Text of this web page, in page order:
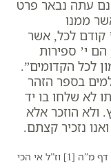
עתה נבאר פרט
ממנו
קודם לכל, אשר
י’ ספירות
לכל הקדומים”.
בספר הזהר
לא שלחו בו יד
ולא הוזכר אלא
נזכיר קצתם.
מ”ה [1] וז”ל אי הכי